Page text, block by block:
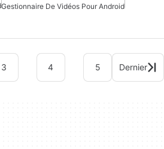
Gestionnaire De Vidéos Pour Android
3 4 5 Dernier